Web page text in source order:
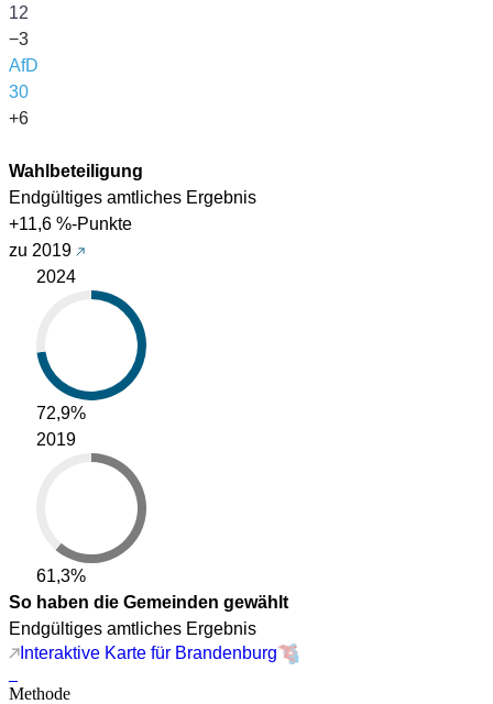
12
−3
AfD
30
+6
Wahlbeteiligung
Endgültiges amtliches Ergebnis
+11,6 %-Punkte
zu 2019
2024
72,9%
2019
61,3%
So haben die Gemeinden gewählt
Endgültiges amtliches Ergebnis
Interaktive Karte für Brandenburg
Methode